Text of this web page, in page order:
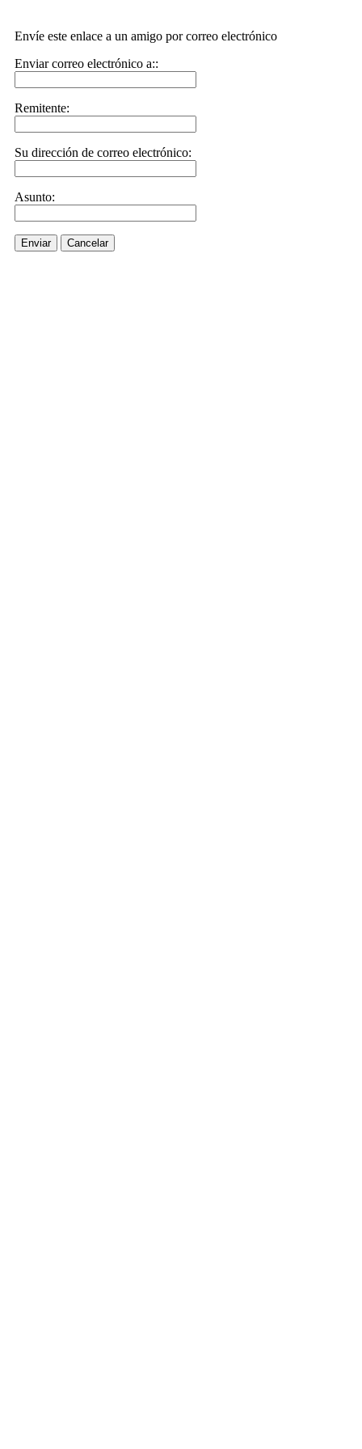
Envíe este enlace a un amigo por correo electrónico
Enviar correo electrónico a::
Remitente:
Su dirección de correo electrónico:
Asunto:
Enviar Cancelar